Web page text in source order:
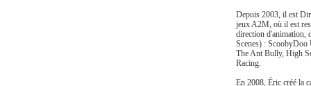
Depuis 2003, il est
jeux A2M, où il est
direction d'animation,
Scenes) : ScoobyDoo
The Ant Bully, High
Racing.
En 2008, Éric créé la